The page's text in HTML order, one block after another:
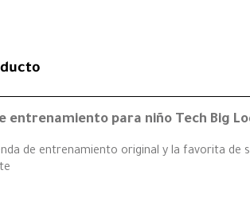
entrenamiento para niño Tech Big
de entrenamiento original y la favorita